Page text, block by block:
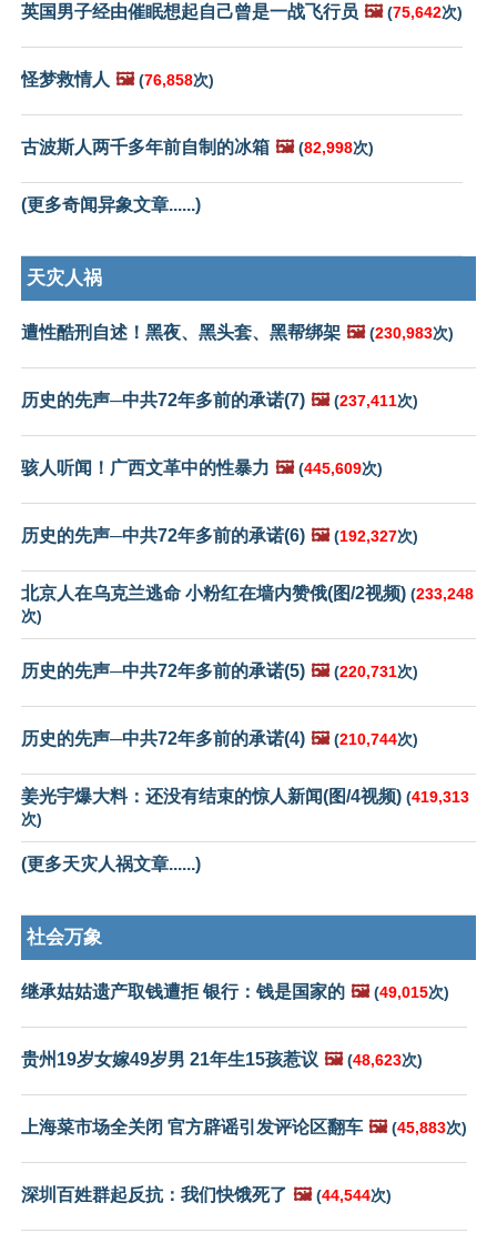
英国男子经由催眠想起自己曾是一战飞行员 🖼️ (75,642次)
怪梦救情人 🖼️ (76,858次)
古波斯人两千多年前自制的冰箱 🖼️ (82,998次)
(更多奇闻异象文章......)
天灾人祸
遭性酷刑自述！黑夜、黑头套、黑帮绑架 🖼️ (230,983次)
历史的先声─中共72年多前的承诺(7) 🖼️ (237,411次)
骇人听闻！广西文革中的性暴力 🖼️ (445,609次)
历史的先声─中共72年多前的承诺(6) 🖼️ (192,327次)
北京人在乌克兰逃命 小粉红在墙内赞俄(图/2视频) (233,248
次)
历史的先声─中共72年多前的承诺(5) 🖼️ (220,731次)
历史的先声─中共72年多前的承诺(4) 🖼️ (210,744次)
姜光宇爆大料：还没有结束的惊人新闻(图/4视频) (419,313
次)
(更多天灾人祸文章......)
社会万象
继承姑姑遗产取钱遭拒 银行：钱是国家的 🖼️ (49,015次)
贵州19岁女嫁49岁男 21年生15孩惹议 🖼️ (48,623次)
上海菜市场全关闭 官方辟谣引发评论区翻车 🖼️ (45,883次)
深圳百姓群起反抗：我们快饿死了 🖼️ (44,544次)